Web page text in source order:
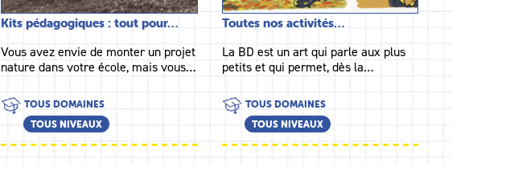
Kits pédagogiques : tout pour…
Vous avez envie de monter un projet
nature dans votre école, mais vous…
TOUS DOMAINES
TOUS NIVEAUX
Toutes nos activités…
La BD est un art qui parle aux plus
petits et qui permet, dès la…
TOUS DOMAINES
TOUS NIVEAUX